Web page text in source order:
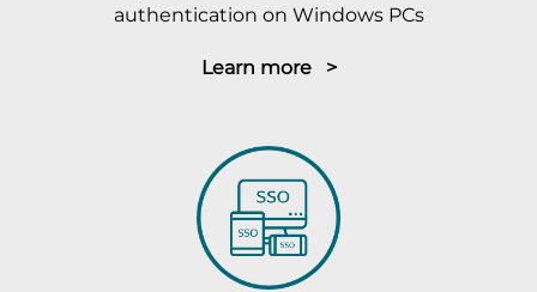
authentication on Windows PCs
Learn more >